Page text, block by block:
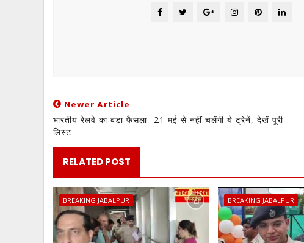
Newer Article
भारतीय रेलवे का बड़ा फैसला- 21 मई से नहीं चलेंगी ये ट्रेनें, देखें पूरी
लिस्ट
RELATED POST
BREAKING JABALPUR BREAKING JABALPUR